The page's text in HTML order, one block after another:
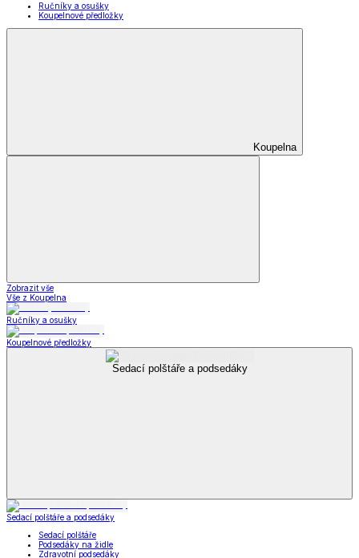
Ručníky a osušky
Koupelnové předložky
Koupelna
Zobrazit vše
Vše z Koupelna
Ručníky a osušky
Koupelnové předložky
Sedací polštáře a podsedáky
Sedací polštáře a podsedáky
Sedací polštáře
Podsedáky na židle
Zdravotní podsedáky